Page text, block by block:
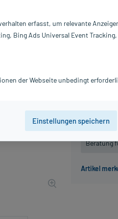
inkl. MwSt.
Der
Beratung
PZN:
Hersteller:
erfasst, um relevante
Bing Ads Universal Event
der Webseite unbedingt
Einstellungen speichern